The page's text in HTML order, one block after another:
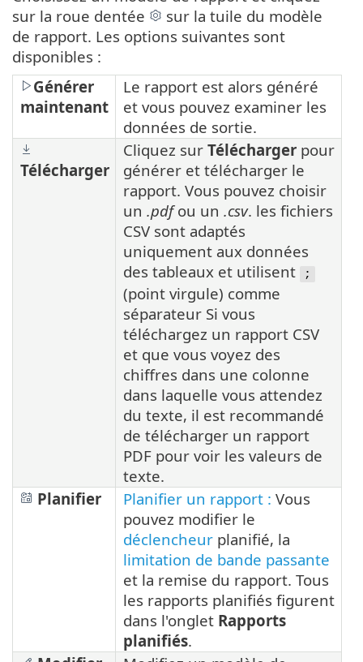
sur la roue dentée
sur la tuile du modèle
de rapport. Les options suivantes sont
disponibles :
Générer
maintenant
Le rapport est alors généré
et vous pouvez examiner les
données de sortie.
Télécharger
Cliquez sur Télécharger pour
générer et télécharger le
rapport. Vous pouvez choisir
un .pdfou un .csv. les fichiers
CSV sont adaptés
uniquement aux données
des tableaux et utilisent
;
(point virgule) comme
séparateur Si vous
téléchargez un rapport CSV
et que vous voyez des
chiffres dans une colonne
dans laquelle vous attendez
du texte, il est recommandé
de télécharger un rapport
PDF pour voir les valeurs de
texte.
Planifier
Planifier un rapport : Vous
pouvez modifier le
déclencheur planifié, la
limitation de bande passante
et la remise du rapport. Tous
les rapports planifiés figurent
dans l'onglet Rapports
planifiés.